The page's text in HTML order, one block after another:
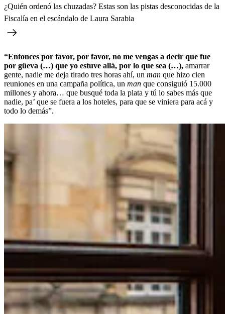
¿Quién ordenó las chuzadas? Estas son las pistas desconocidas de la
Fiscalía en el escándalo de Laura Sarabia
“Entonces por favor, por favor, no me vengas a decir que fue
por güeva (…) que yo estuve allá, por lo que sea (…), amarrar
gente, nadie me deja tirado tres horas ahí, un man que hizo cien
reuniones en una campaña política, un man que consiguió 15.000
millones y ahora… que busqué toda la plata y tú lo sabes más que
nadie, pa’ que se fuera a los hoteles, para que se viniera para acá y
todo lo demás”.